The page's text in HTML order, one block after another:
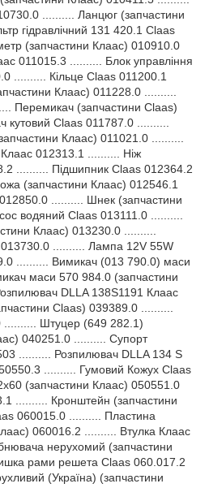
.......... Ланцюг (запчастини
гідравлічний 131 420.1 Claas
(запчастини Клаас) 010910.0
011015.3 .......... Блок управління
.......... Кільце Claas 011200.1
Клаас) 011228.0 ..........
Перемикач (запчастини Claas)
кутовий Claas 011787.0 ..........
Клаас) 011021.0 ..........
Клаас 012313.1 .......... Ніж
.......... Підшипник Claas 012364.2
(запчастини Клаас) 012546.1
.......... Шнек (запчастини
водяний Claas 013111.0 ..........
Клаас) 013230.0 ..........
013730.0 .......... Лампа 12V 55W
.......... Вимикач (013 790.0) маси
маси 570 984.0 (запчастини
DLLA 138S1191 Клаас
Claas) 039389.0 ..........
.......... Штуцер (649 282.1)
040251.0 .......... Супорт
.......... Розпилювач DLLA 134 S
.......... Гумовий Кожух Claas
(запчастини Клаас) 050551.0
.......... Кронштейн (запчастини
060015.0 .......... Пластина
060016.2 .......... Втулка Клаас
нерухомий (запчастини
рами решета Claas 060.017.2
(Україна) (запчастини